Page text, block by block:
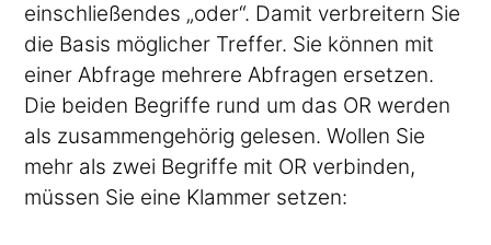
einschließendes „oder“. Damit verbreitern Sie
die Basis möglicher Treffer. Sie können mit
einer Abfrage mehrere Abfragen ersetzen.
Die beiden Begriffe rund um das OR werden
als zusammengehörig gelesen. Wollen Sie
mehr als zwei Begriffe mit OR verbinden,
müssen Sie eine Klammer setzen: